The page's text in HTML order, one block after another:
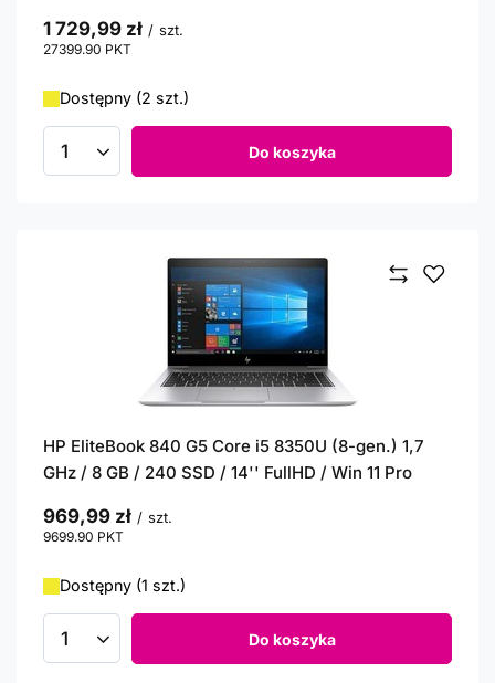
1 729,99 zł / szt.
27399.90 PKT
Dostępny (2 szt.)
Ilość produktów Do koszyka
HP EliteBook 840 G5 Core i5 8350U (8-gen.) 1,7
GHz / 8 GB / 240 SSD / 14'' FullHD / Win 11 Pro
969,99 zł / szt.
9699.90 PKT
Dostępny (1 szt.)
Ilość produktów Do koszyka